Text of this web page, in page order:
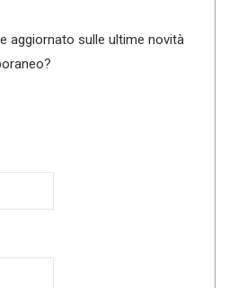
aggiornato sulle ultime novità